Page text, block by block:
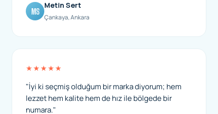
MS
Metin Sert
Çankaya, Ankara
★★★★★
"İyi ki seçmiş olduğum bir marka diyorum; hem
lezzet hem kalite hem de hız ile bölgede bir
numara."